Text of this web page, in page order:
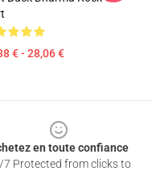
€ - 28,06 €
en toute confiance
7 Protected from clicks to